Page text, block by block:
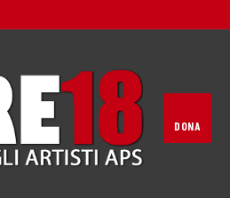
DONA